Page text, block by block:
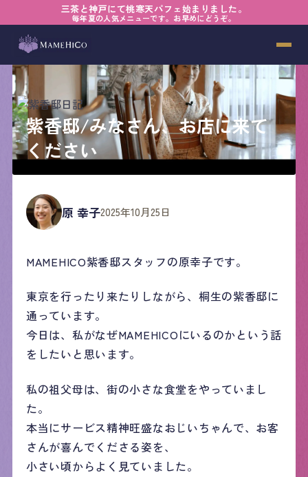
三茶と神戸にて桃寒天パフェ始まりました。
毎年夏の人気メニューです。お早めにどうぞ。
紫香邸/みなさん、お店に来て
ください
原 幸子2025年10月25日
MAMEHICO紫香邸スタッフの原幸子です。
東京を行ったり来たりしながら、桐生の紫香邸に
通っています。
今日は、私がなぜMAMEHICOにいるのかという話
をしたいと思います。
私の祖父母は、街の小さな食堂をやっていまし
た。
本当にサービス精神旺盛なおじいちゃんで、お客
さんが喜んでくださる姿を、
小さい頃からよく見ていました。